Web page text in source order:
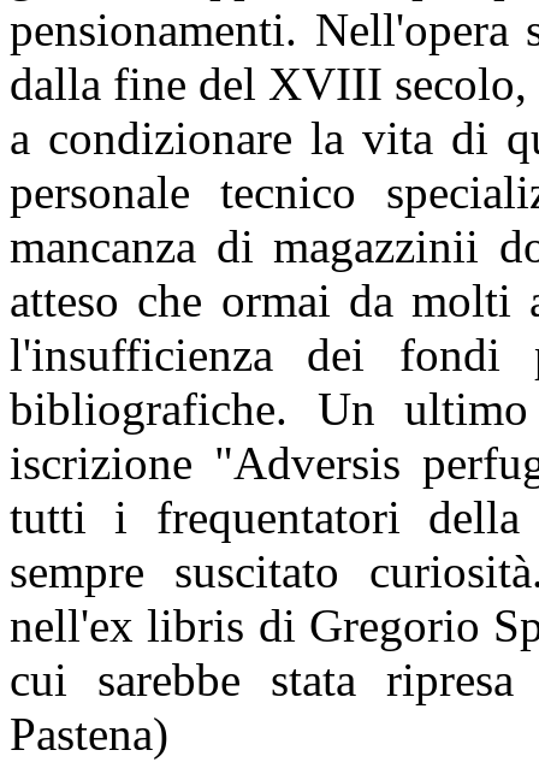
pensionamenti.
dalla fine del XVIII secolo,
a condizionare la vita di
personale tecnico
mancanza di magazzinii
atteso che ormai da
l'insufficienza dei fondi
bibliografiche. Un
iscrizione "Adversis
tutti i frequentatori
sempre suscitato
nell'ex libris di Gregorio
cui sarebbe stata
Pastena)